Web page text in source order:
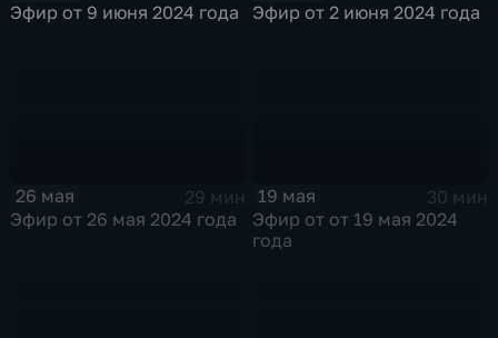
Эфир от 9 июня 2024 года
Эфир от 2 июня 2024 года
26 мая
29 мин
Эфир от 26 мая 2024 года
19 мая
30 мин
Эфир от от 19 мая 2024
года